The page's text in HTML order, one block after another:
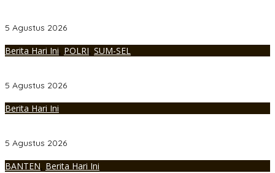
5 Agustus 2026
Berita Hari Ini, POLRI, SUM-SEL
5 Agustus 2026
Berita Hari Ini
5 Agustus 2026
BANTEN, Berita Hari Ini